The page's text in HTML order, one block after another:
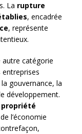
La rupture
, encadrée
, représente
catégorie
entreprises
gouvernance, la
développement.
l’économie